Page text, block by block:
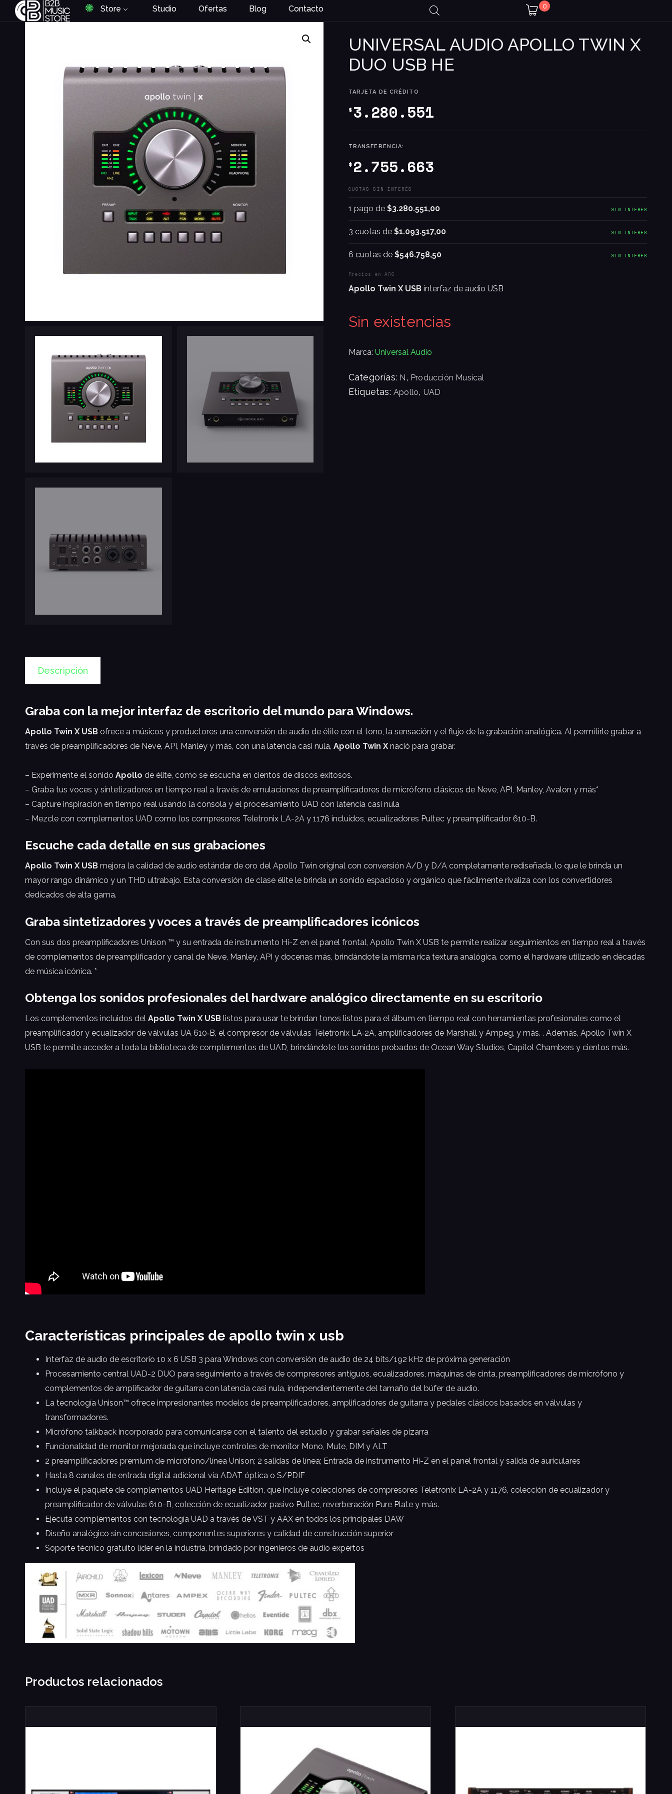
Store Studio Ofertas Blog Contacto 0
UNIVERSAL AUDIO APOLLO TWIN X
DUO USB HE
$3.280.551
TARJETA DE CRÉDITO
$2.755.663
TRANSFERENCIA:
CUOTAS SIN INTERÉS
1 pago de $3.280.551,00 SIN INTERÉS
3 cuotas de $1.093.517,00 SIN INTERÉS
6 cuotas de $546.758,50 SIN INTERÉS
Precios en ARS
Apollo Twin X USBinterfaz de audio USB
Sin existencias
Marca: Universal Audio
Categorías: N, Producción Musical
Etiquetas:Apollo, UAD
Descripción
Graba con la mejor interfaz de escritorio del mundo para Windows.
Apollo Twin X USB ofrece a músicos y productores una conversión de audio de élite con el tono, la sensación y el flujo de la grabación analógica. Al permitirle grabar a
través de preamplificadores de Neve, API, Manley y más, con una latencia casi nula, Apollo Twin Xnació para grabar.
– Experimente el sonido Apollo de élite, como se escucha en cientos de discos exitosos.
– Graba tus voces y sintetizadores en tiempo real a través de emulaciones de preamplificadores de micrófono clásicos de Neve, API, Manley, Avalon y más*
– Capture inspiración en tiempo real usando la consola y el procesamiento UAD con latencia casi nula
– Mezcle con complementos UAD como los compresores Teletronix LA-2A y 1176 incluidos, ecualizadores Pultec y preamplificador 610-B.
Escuche cada detalle en sus grabaciones
Apollo Twin X USB mejora la calidad de audio estándar de oro del Apollo Twin original con conversión A/D y D/A completamente rediseñada, lo que le brinda un
mayor rango dinámico y un THD ultrabajo. Esta conversión de clase élite le brinda un sonido espacioso y orgánico que fácilmente rivaliza con los convertidores
dedicados de alta gama.
Graba sintetizadores y voces a través de preamplificadores icónicos
Con sus dos preamplificadores Unison ™ y su entrada de instrumento Hi-Z en el panel frontal, Apollo Twin X USB te permite realizar seguimientos en tiempo real a través
de complementos de preamplificador y canal de Neve, Manley, API y docenas más, brindándote la misma rica textura analógica. como el hardware utilizado en décadas
de música icónica. *
Obtenga los sonidos profesionales del hardware analógico directamente en su escritorio
Los complementos incluidos del Apollo Twin X USB listos para usar te brindan tonos listos para el álbum en tiempo real con herramientas profesionales como el
preamplificador y ecualizador de válvulas UA 610‑B, el compresor de válvulas Teletronix LA‑2A, amplificadores de Marshall y Ampeg, y más. . Además, Apollo Twin X
USB te permite acceder a toda la biblioteca de complementos de UAD, brindándote los sonidos probados de Ocean Way Studios, Capitol Chambers y cientos más.
Características principales de apollo twin x usb
Interfaz de audio de escritorio 10 x 6 USB 3 para Windows con conversión de audio de 24 bits/192 kHz de próxima generación
Procesamiento central UAD-2 DUO para seguimiento a través de compresores antiguos, ecualizadores, máquinas de cinta, preamplificadores de micrófono y
complementos de amplificador de guitarra con latencia casi nula, independientemente del tamaño del búfer de audio.
La tecnología Unison™ ofrece impresionantes modelos de preamplificadores, amplificadores de guitarra y pedales clásicos basados ​​en válvulas y
transformadores.
Micrófono talkback incorporado para comunicarse con el talento del estudio y grabar señales de pizarra
Funcionalidad de monitor mejorada que incluye controles de monitor Mono, Mute, DIM y ALT
2 preamplificadores premium de micrófono/línea Unison; 2 salidas de línea; Entrada de instrumento Hi-Z en el panel frontal y salida de auriculares
Hasta 8 canales de entrada digital adicional vía ADAT óptica o S/PDIF
Incluye el paquete de complementos UAD Heritage Edition, que incluye colecciones de compresores Teletronix LA-2A y 1176, colección de ecualizador y
preamplificador de válvulas 610-B, colección de ecualizador pasivo Pultec, reverberación Pure Plate y más.
Ejecuta complementos con tecnología UAD a través de VST y AAX en todos los principales DAW
Diseño analógico sin concesiones, componentes superiores y calidad de construcción superior
Soporte técnico gratuito líder en la industria, brindado por ingenieros de audio expertos
Productos relacionados